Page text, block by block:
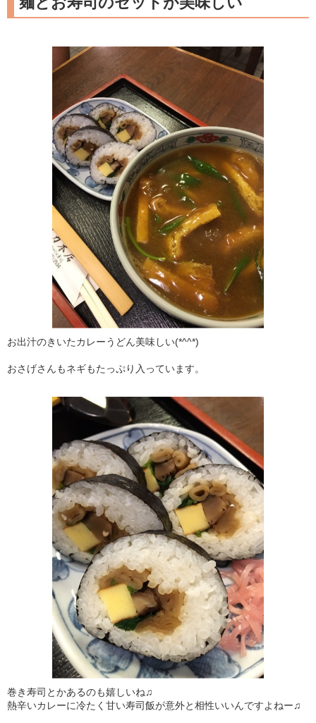
お出汁のきいたカレーうどん美味しい(*^^*)
おさげさんもネギもたっぷり入っています。
巻き寿司とかあるのも嬉しいね♫
熱辛いカレーに冷たく甘い寿司飯が意外と相性いいんですよねー♫